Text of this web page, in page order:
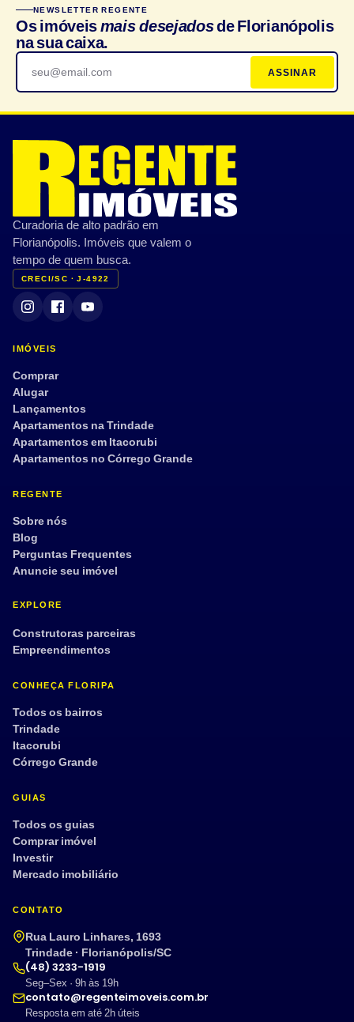
Churrasqueira
Elevador
Bicicletário
Brinquedoteca Sauna
CARACTERÍSTICAS PRIVATIVAS
Varanda/Sacada
Jardim
Vista mar
Semi mobiliado
Dep. de empregada
Tour 360°
Aplicar filtros
NEWSLETTER REGENTE
Os imóveismais desejadosde Florianópolis
na sua caixa.
ASSINAR
Curadoria de alto padrão em
Florianópolis. Imóveis que valem o
tempo de quem busca.
CRECI/SC · J-4922
IMÓVEIS
Comprar
Alugar
Lançamentos
Apartamentos na Trindade
Apartamentos em Itacorubi
Apartamentos no Córrego Grande
REGENTE
Sobre nós
Blog
Perguntas Frequentes
Anuncie seu imóvel
EXPLORE
Construtoras parceiras
Empreendimentos
CONHEÇA FLORIPA
Todos os bairros
Trindade
Itacorubi
Córrego Grande
GUIAS
Todos os guias
Comprar imóvel
Investir
Mercado imobiliário
CONTATO
Rua Lauro Linhares, 1693
Trindade · Florianópolis/SC
(48) 3233-1919
Seg–Sex · 9h às 19h
contato@regenteimoveis.com.br
Resposta em até 2h úteis